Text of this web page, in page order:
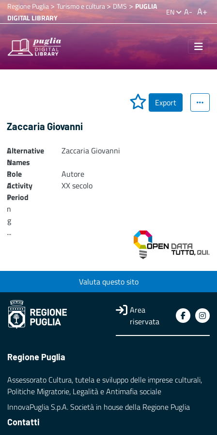
Regione Puglia> Turismo e cultura>DMS > PUGLIA
DIGITAL LIBRARY
EN A- A+
Export
Zaccaria Giovanni
L
o
a
d
i
n
g
...
Alternative
Names
Zaccaria Giovanni
Role
Autore
Activity
Period
XX secolo
Valuta questo sito
Area
riservata
Regione Puglia
Assessorato Cultura, tutela e sviluppo delle imprese culturali,
Politiche Migratorie, Legalità e Antimafia sociale
InnovaPuglia S.p.A. Società in house della Regione Puglia
Contatti